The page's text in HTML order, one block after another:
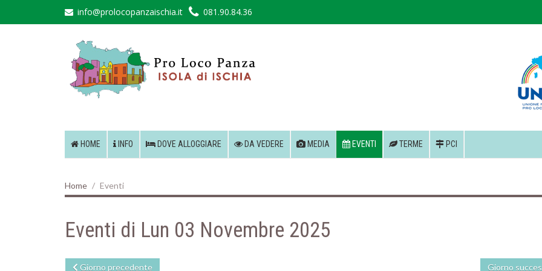
info@prolocopanzaischia.it 081.90.84.36
HOME INFO DOVE ALLOGGIARE DA VEDERE MEDIA EVENTI TERME PCI
Home Eventi
Eventi di Lun 03 Novembre 2025
Giorno precedente Giorno